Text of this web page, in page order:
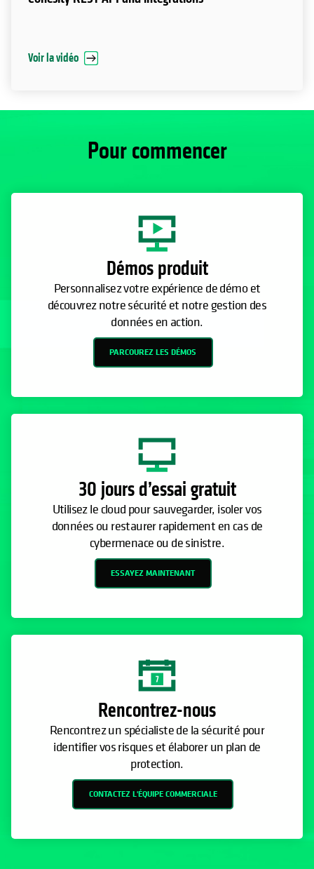
Pour commencer
Démos produit
Personnalisez votre expérience de démo et
découvrez notre sécurité et notre gestion des
données en action.
PARCOUREZ LES DÉMOS
30 jours d’essai gratuit
Utilisez le cloud pour sauvegarder, isoler vos
données ou restaurer rapidement en cas de
cybermenace ou de sinistre.
ESSAYEZ MAINTENANT
Rencontrez-nous
Rencontrez un spécialiste de la sécurité pour
identifier vos risques et élaborer un plan de
protection.
CONTACTEZ L'ÉQUIPE COMMERCIALE